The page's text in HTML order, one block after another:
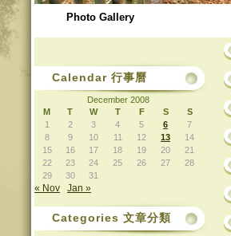
Photo Gallery
Calendar 行事曆
December 2008
M
T W T F S
S
1
2 3 4 5 6
7
8
9 10 11 12 13
14
15
16 17 18 19 20
21
22
23 24 25 26 27
28
29
30 31
« Nov Jan »
Categories 文章分類